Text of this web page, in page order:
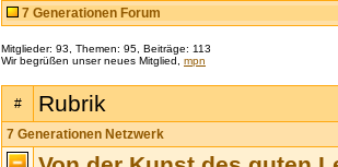
7 Generationen Forum
Mitglieder: 93, Themen: 95, Beiträge: 113
Wir begrüßen unser neues Mitglied, mpn
# Rubrik
7 Generationen Netzwerk